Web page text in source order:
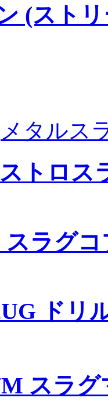
(スト
メタルス
トロス
スラグ
ドリ
スラ